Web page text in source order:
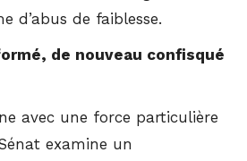
d’abus de faiblesse.
de nouveau confisqué
avec une force particulière
examine un